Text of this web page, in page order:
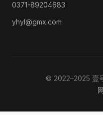
0371-89204683
yhyl@gmx.com
© 2022–2025 壹